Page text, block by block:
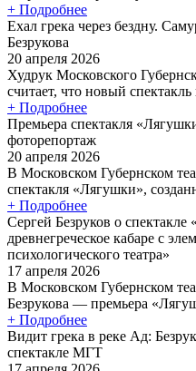
+ Подробнее
Ехал грека через бездну.
Безрукова
20 апреля 2026
Худрук Московского
считает, что новый спектакль
+ Подробнее
Премьера спектакля
фоторепортаж
20 апреля 2026
В Московском Губернском
спектакля «Лягушки»,
+ Подробнее
Сергей Безруков о
древнегреческое кабаре с
психологического театра»
17 апреля 2026
В Московском Губернском
Безрукова — премьера
+ Подробнее
Видит грека в реке Ад:
спектакле МГТ